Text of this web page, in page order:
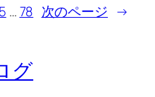
5 …78 次のページ →
グ